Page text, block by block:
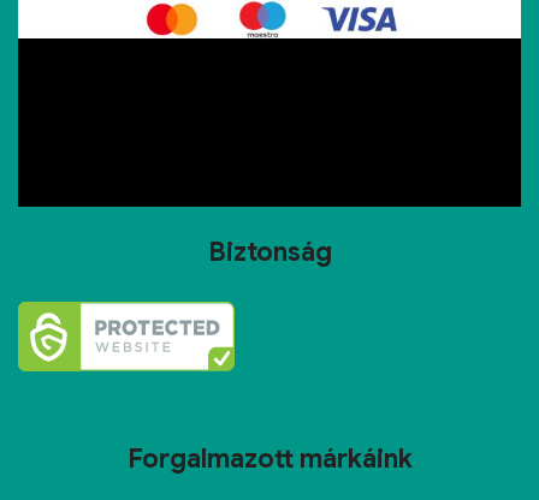
Biztonság
Forgalmazott márkáink